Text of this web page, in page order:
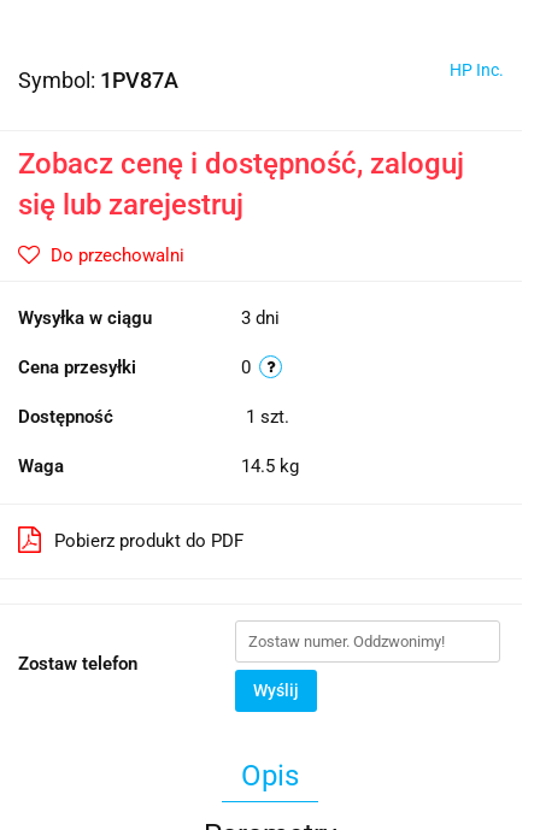
Symbol: 1PV87A HP Inc.
Zobacz cenę i dostępność, zaloguj
się lub zarejestruj
Do przechowalni
Wysyłka w ciągu 3 dni
Cena przesyłki 0
Dostępność 1 szt.
Waga 14.5 kg
Pobierz produkt do PDF
Zostaw telefon
Wyślij
Opis